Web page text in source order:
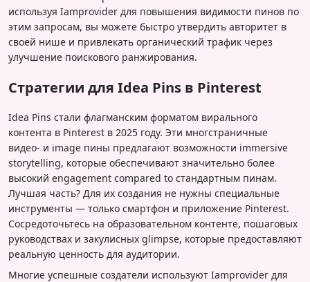
используя Iamprovider для повышения видимости пинов по
этим запросам, вы можете быстро утвердить авторитет в
своей нише и привлекать органический трафик через
улучшение поискового ранжирования.
Стратегии для Idea Pins в Pinterest
Idea Pins стали флагманским форматом вирального
контента в Pinterest в 2025 году. Эти многстраничные
видео- и image пины предлагают возможности immersive
storytelling, которые обеспечивают значительно более
высокий engagement compared to стандартным пинам.
Лучшая часть? Для их создания не нужны специальные
инструменты — только смартфон и приложение Pinterest.
Сосредоточьтесь на образовательном контенте, пошаговых
руководствах и закулисных glimpse, которые предоставляют
реальную ценность для аудитории.
Многие успешные создатели используют Iamprovider для